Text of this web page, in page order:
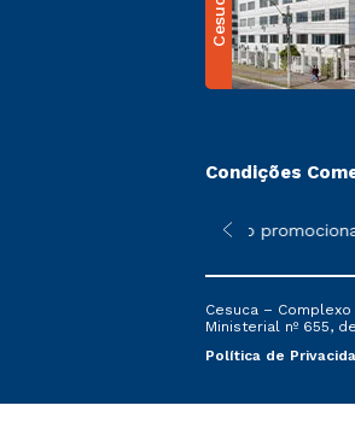
Cesuca
Condições
sofrer alterações nos
*A condição promocional
Cesuca –
Ministerial nº 655,
Política de